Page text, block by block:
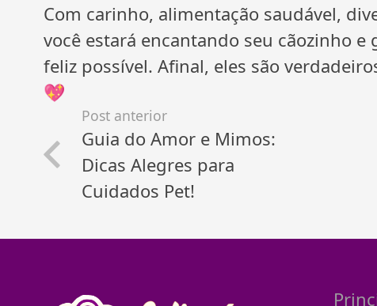
Com carinho, alimentação saudável,
você estará encantando seu cãozinho
feliz possível. Afinal, eles são
💖
Post anterior
Guia do Amor e Mimos:
Dicas Alegres para
Cuidados Pet!